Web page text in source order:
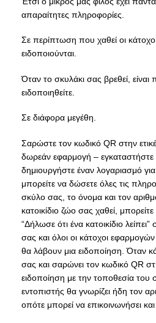
απαραίτητες πληροφορίες.
Σε περίπτωση που χαθεί οι
ειδοποιούνται.
Όταν το σκυλάκι σας βρεθεί,
ειδοποιηθείτε.
Σε διάφορα μεγέθη.
Σαρώστε τον κωδικό QR στην
δωρεάν εφαρμογή –
δημιουργήστε έναν λογαριασμό
μπορείτε να δώσετε όλες τις
σκύλο σας, το όνομα και τον
κατοικίδιο ζώο σας χαθεί,
“Δήλωσε ότι ένα κατοικίδιο
σας και όλοι οι κάτοχοι
θα λάβουν μια ειδοποίηση. Όταν
σας και σαρώνει τον κωδικό QR
ειδοποίηση με την τοποθεσία του
εντοπιστής θα γνωρίζει ήδη τον
οπότε μπορεί να επικοινωνήσει και